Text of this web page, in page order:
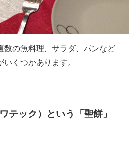
数の魚料理、サラダ、パンなど
くつかあります。
テック）という「聖餅」